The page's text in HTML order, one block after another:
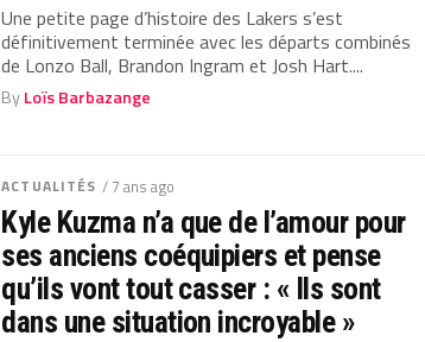
Une petite page d’histoire des Lakers s’est
définitivement terminée avec les départs combinés
de Lonzo Ball, Brandon Ingram et Josh Hart....
ByLoïs Barbazange
ACTUALITÉS / 7 ans ago
Kyle Kuzma n’a que de l’amour pour
ses anciens coéquipiers et pense
qu’ils vont tout casser : « Ils sont
dans une situation incroyable »